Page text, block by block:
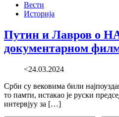
Вести
Историја
Путин и Лавров о
документарном
<24.03.2024
Срби су вековима били
то памти, истакао је руски
интервјуу за […]